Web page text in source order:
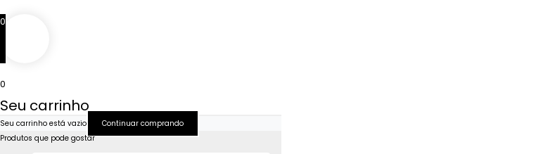
0
0
Seu carrinho
Seu carrinho está vazio
Continuar comprando
Produtos que pode gostar
Ir
conteúdo